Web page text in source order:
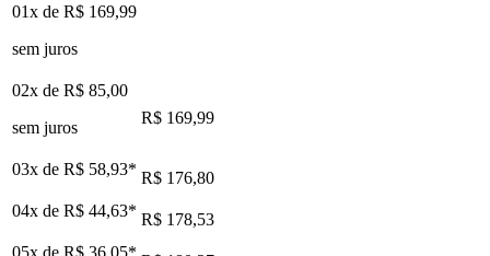
01x de R$ 169,99
sem juros
02x de R$ 85,00
sem juros
R$ 169,99
03x de R$ 58,93* R$ 176,80
04x de R$ 44,63* R$ 178,53
05x de R$ 36,05*